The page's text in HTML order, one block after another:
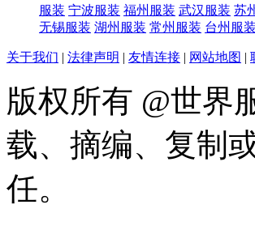
服装 宁波服装 福州服装 武汉服装 苏
无锡服装 湖州服装 常州服装 台州服装
关于我们 | 法律声明 | 友情连接 | 网站地图 |
版权所有 @世界
载、摘编、复制
任。